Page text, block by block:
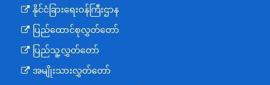
နိုင်ငံခြားရေးဝန်ကြီးဌာန
ပြည်ထောင်စုလွှတ်တော်
ပြည်သူ့လွှတ်တော်
အမျိုးသားလွှတ်တော်